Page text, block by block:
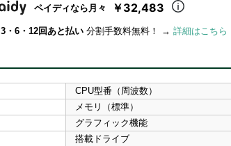
ペイディなら月々 ￥32,483
3・6・12回あと払い 分割手数料無料！ → 詳細はこちら
CPU型番（周波数）
メモリ（標準）
グラフィック機能
搭載ドライブ